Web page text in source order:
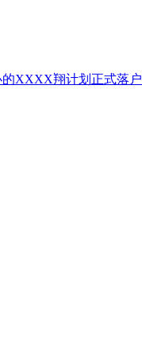
XXXX翔计划正式落